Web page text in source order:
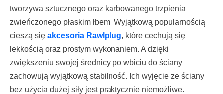
tworzywa sztucznego oraz karbowanego trzpienia
zwieńczonego płaskim łbem. Wyjątkową popularnością
cieszą się akcesoria Rawlplug, które cechują się
lekkością oraz prostym wykonaniem. A dzięki
zwiększeniu swojej średnicy po wbiciu do ściany
zachowują wyjątkową stabilność. Ich wyjęcie ze ściany
bez użycia dużej siły jest praktycznie niemożliwe.